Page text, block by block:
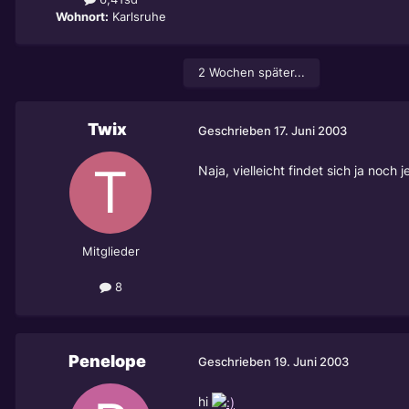
Wohnort: Karlsruhe
2 Wochen später...
Twix
Mitglieder
8
Geschrieben 17. Juni 2003
Naja, vielleicht findet sich ja noch
Penelope Geschrieben 19. Juni 2003
hi